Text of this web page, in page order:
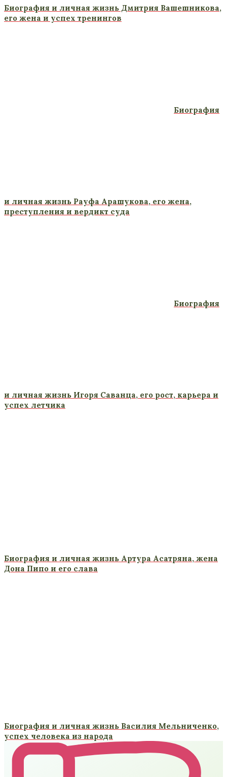
Биография и личная жизнь Дмитрия Вашешникова,
его жена и успех тренингов
Биография
и личная жизнь Рауфа Арашукова, его жена,
преступления и вердикт суда
Биография
и личная жизнь Игоря Саванца, его рост, карьера и
успех летчика
Биография и личная жизнь Артура Асатряна, жена
Дона Пипо и его слава
Биография и личная жизнь Василия Мельниченко,
успех человека из народа